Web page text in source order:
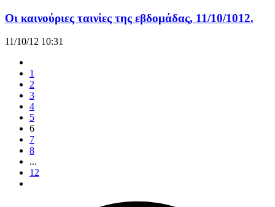
Οι καινούριες ταινίες της εβδομάδας, 11/10/1012.
11/10/12 10:31
1
2
3
4
5
6
7
8
...
12